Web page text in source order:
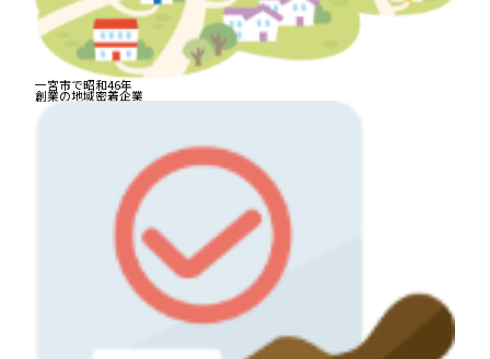
一宮市で昭和46年
創業の地域密着企業